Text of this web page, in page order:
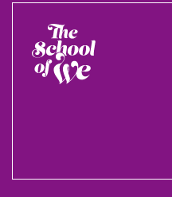
The
School
of